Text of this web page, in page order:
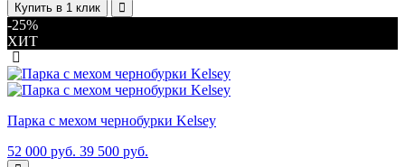
Купить в 1 клик
-25%
ХИТ
Парка с мехом чернобурки Kelsey
52 000 руб. 39 500 руб.